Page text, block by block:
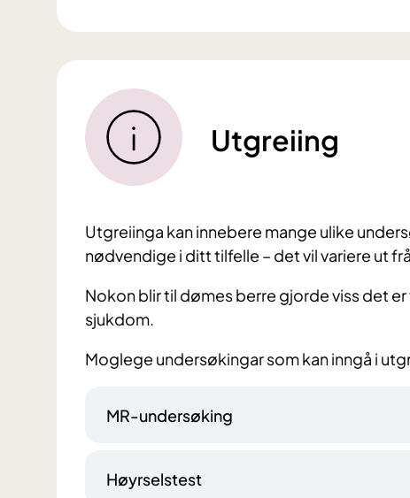
Utgreiing
Utgreiinga kan innebere mange ulike
nødvendige i ditt tilfelle – det vil variere ut
Nokon blir til dømes berre gjorde viss det
sjukdom.
Moglege undersøkingar som kan inngå i
MR-undersøking
Høyrselstest